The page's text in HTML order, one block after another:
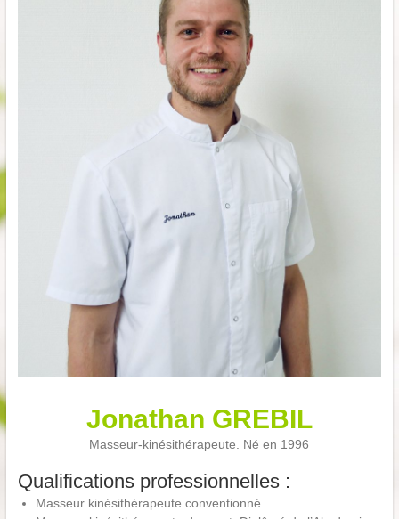
Jonathan GREBIL
Masseur-kinésithérapeute. Né en 1996
Qualifications professionnelles :
Masseur kinésithérapeute conventionné